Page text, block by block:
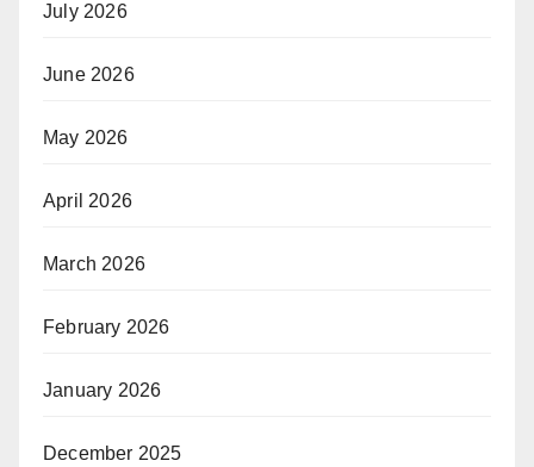
July 2026
June 2026
May 2026
April 2026
March 2026
February 2026
January 2026
December 2025